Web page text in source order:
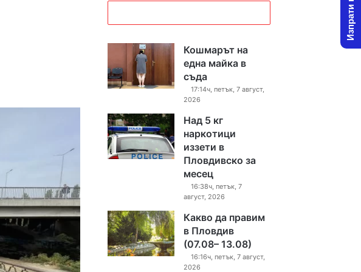
Кошмарът на
една майка в
съда
17:14ч, петък, 7 август,
2026
Над 5 кг
наркотици
иззети в
Пловдивско за
месец
16:38ч, петък, 7
август, 2026
Какво да правим
в Пловдив
(07.08– 13.08)
16:16ч, петък, 7 август,
2026